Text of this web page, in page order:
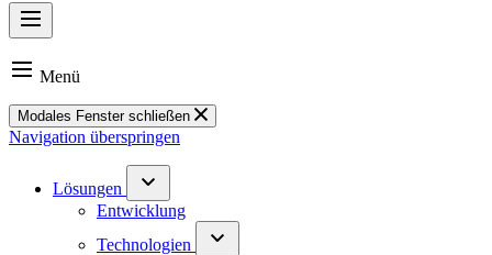
Menü
Modales Fenster schließen
Navigation überspringen
Lösungen
Entwicklung
Technologien